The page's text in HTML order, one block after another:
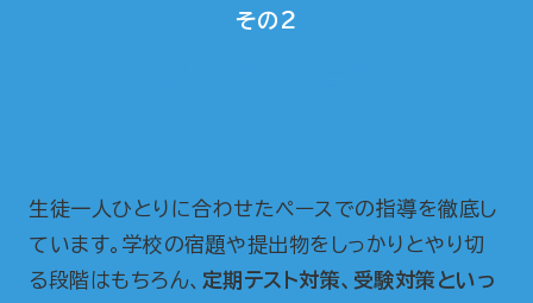
その2
生徒一人ひとりに合わせたペースでの指導を徹底し
ています。学校の宿題や提出物をしっかりとやり切
る段階はもちろん、 定期テスト対策、受験対策といっ